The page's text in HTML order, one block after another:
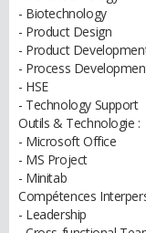
- Biotechnology
- Product Design
- Product
- Process
- HSE
- Technology Support
Outils & Technologie :
- Microsoft Office
- MS Project
- Minitab
Compétences
- Leadership